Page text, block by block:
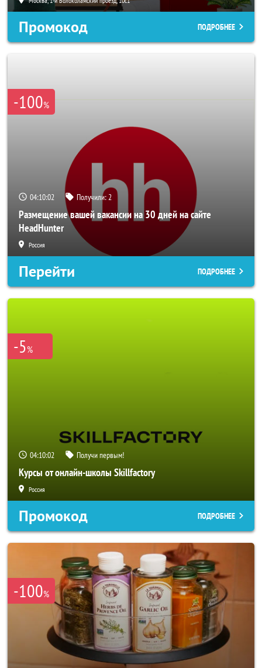
Промокод ПОДРОБНЕЕ
-100%
04:10:00 Получили:2
Размещение вашей вакансии на 30 дней на сайте
HeadHunter
Россия
Перейти ПОДРОБНЕЕ
-5%
04:10:00 Получи первым!
Курсы от онлайн-школы Skillfactory
Россия
Промокод ПОДРОБНЕЕ
-100%